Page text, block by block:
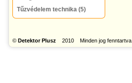
Tűzvédelem technika (5)
© Detektor Plusz 2010 Minden jog fenntartva.